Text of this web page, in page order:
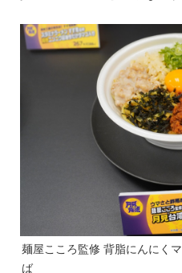
麺屋こころ監修 背脂にんにく
ば